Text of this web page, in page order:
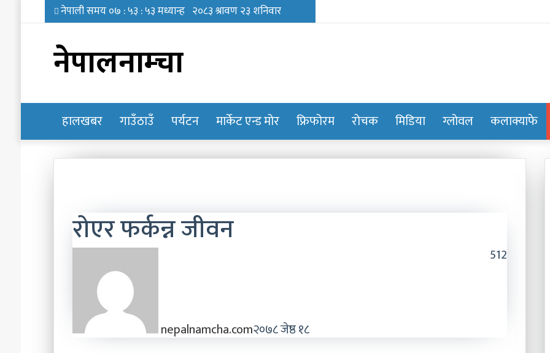
नेपालनाम्चा
होमपेज
हालखबर गाउँठाउँ पर्यटन मार्केट एन्ड मोर फ्रिफोरम रोचक मिडिया ग्लोवल कलाक्याफे
रोएर फर्कन्न जीवन
nepalnamcha.com२०७८ जेष्ठ १८
512